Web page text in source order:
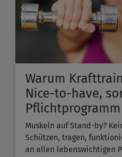
Warum
Nice-to-have,
Muskeln auf Stand-by?
Schützen, tragen,
an allen lebenswichtigen